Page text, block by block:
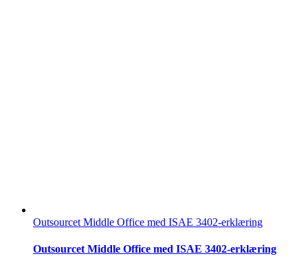
Outsourcet Middle Office med ISAE 3402-erklæring
Outsourcet Middle Office med ISAE 3402-erklæring